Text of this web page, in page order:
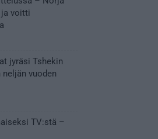
ja voitti
jyräsi Tshekin
vuoden
TV:stä –